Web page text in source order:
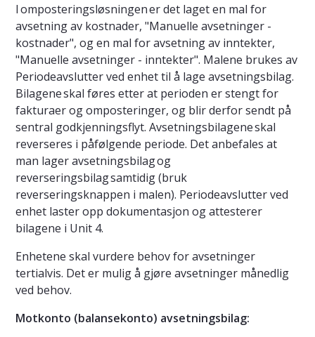
I omposteringsløsningen er det laget en mal for
avsetning av kostnader, "Manuelle avsetninger -
kostnader", og en mal for avsetning av inntekter,
"Manuelle avsetninger - inntekter". Malene brukes av
Periodeavslutter ved enhet til å lage avsetningsbilag.
Bilagene skal føres etter at perioden er stengt for
fakturaer og omposteringer, og blir derfor sendt på
sentral godkjenningsflyt. Avsetningsbilagene skal
reverseres i påfølgende periode. Det anbefales at
man lager avsetningsbilag og
reverseringsbilag samtidig (bruk
reverseringsknappen i malen). Periodeavslutter ved
enhet laster opp dokumentasjon og attesterer
bilagene i Unit 4.
Enhetene skal vurdere behov for avsetninger
tertialvis. Det er mulig å gjøre avsetninger månedlig
ved behov.
Motkonto (balansekonto) avsetningsbilag: